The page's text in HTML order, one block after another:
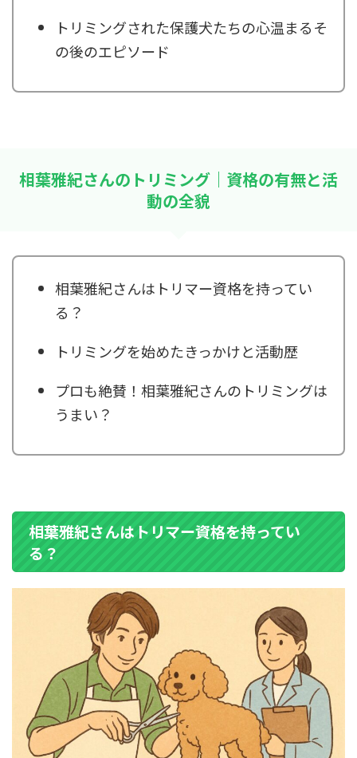
トリミングされた保護犬たちの心温まるそ
の後のエピソード
相葉雅紀さんのトリミング｜資格の有無と活
動の全貌
相葉雅紀さんはトリマー資格を持ってい
る？
トリミングを始めたきっかけと活動歴
プロも絶賛！相葉雅紀さんのトリミングは
うまい？
相葉雅紀さんはトリマー資格を持ってい
る？